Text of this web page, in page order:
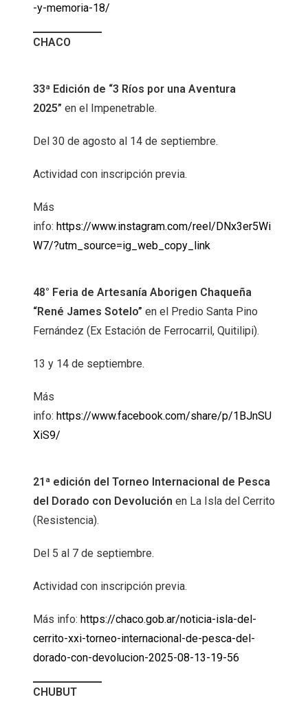
-y-memoria-18/
CHACO
33ª Edición de “3 Ríos por una Aventura
2025” en el Impenetrable.
Del 30 de agosto al 14 de septiembre.
Actividad con inscripción previa.
Más
info: https://www.instagram.com/reel/DNx3er5Wi
W7/?utm_source=ig_web_copy_link
48° Feria de Artesanía Aborigen Chaqueña
“René James Sotelo” en el Predio Santa Pino
Fernández (Ex Estación de Ferrocarril, Quitilipi).
13 y 14 de septiembre.
Más
info: https://www.facebook.com/share/p/1BJnSU
XiS9/
21ª edición del Torneo Internacional de Pesca
del Dorado con Devolución en La Isla del Cerrito
(Resistencia).
Del 5 al 7 de septiembre.
Actividad con inscripción previa.
Más info: https://chaco.gob.ar/noticia-isla-del-
cerrito-xxi-torneo-internacional-de-pesca-del-
dorado-con-devolucion-2025-08-13-19-56
CHUBUT